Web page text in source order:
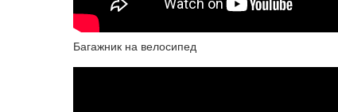
Багажник на велосипед